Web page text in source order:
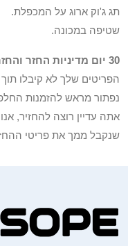
תג ג'וק ארוג על המכפלת.
שטיפה במכונה.
30 יום מדיניות החזר והחזר כספי
נפתור מראש להזמנות
אתה עדיין רוצה להחזיר,
שנקבל ממך את פריטי